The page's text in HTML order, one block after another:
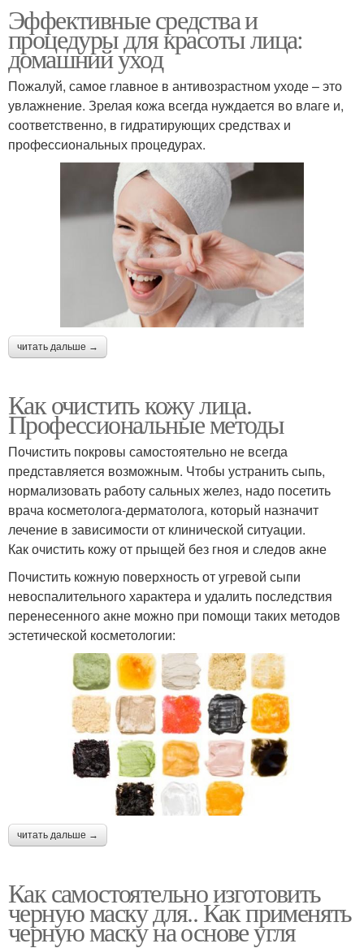
Эффективные средства и
процедуры для красоты лица:
домашний уход
Пожалуй, самое главное в антивозрастном уходе – это
увлажнение. Зрелая кожа всегда нуждается во влаге и,
соответственно, в гидратирующих средствах и
профессиональных процедурах.
читать дальше →
Как очистить кожу лица.
Профессиональные методы
Почистить покровы самостоятельно не всегда
представляется возможным. Чтобы устранить сыпь,
нормализовать работу сальных желез, надо посетить
врача косметолога-дерматолога, который назначит
лечение в зависимости от клинической ситуации.
Как очистить кожу от прыщей без гноя и следов акне
Почистить кожную поверхность от угревой сыпи
невоспалительного характера и удалить последствия
перенесенного акне можно при помощи таких методов
эстетической косметологии:
читать дальше →
Как самостоятельно изготовить
черную маску для.. Как применять
черную маску на основе угля